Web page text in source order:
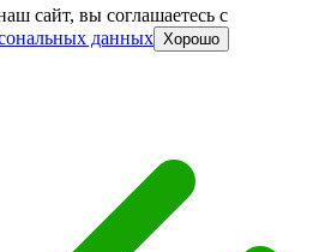
сайт, вы соглашаетесь c
данных Хорошо